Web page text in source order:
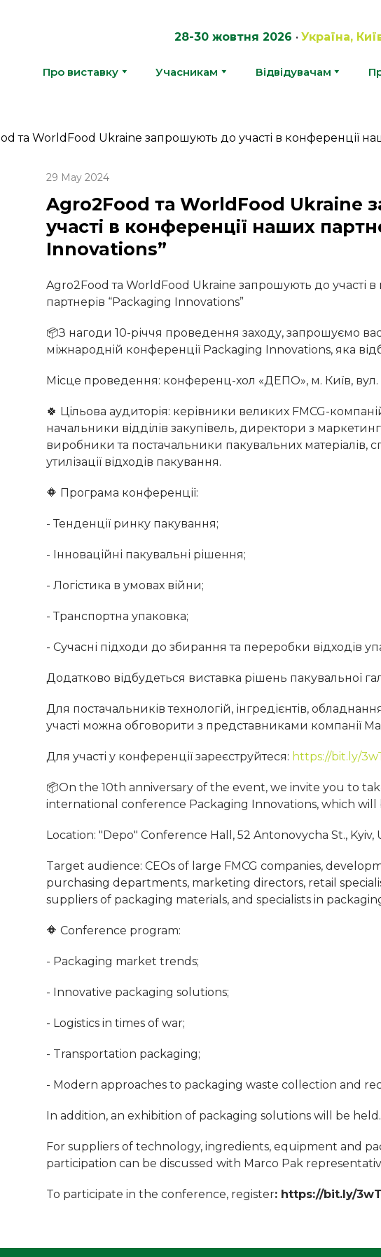
28-30 жовтня 2026 •Україна,
Про виставку Учасникам Відвідувачам
29 May 2024
Agro2Food та WorldFood Ukraine
участі в конференції наших
Innovations”
Agro2Food та WorldFood Ukraine запрошують до участі
партнерів “Packaging Innovations”
📦З нагоди 10-річчя проведення заходу, запрошуємо
міжнародній конференції Packaging Innovations, яка
Місце проведення: конференц-хол «ДЕПО», м. Київ, вул.
🍀 Цільова аудиторія: керівники великих FMCG-
начальники відділів закупівель, директори з
виробники та постачальники пакувальних матеріалів,
утилізації відходів пакування.
🔶 Програма конференції:
- Тенденції ринку пакування;
- Інноваційні пакувальні рішення;
- Логістика в умовах війни;
- Транспортна упаковка;
- Сучасні підходи до збирання та переробки відходів
Додатково відбудеться виставка рішень пакувальної
Для постачальників технологій, інгредієнтів,
участі можна обговорити з представниками компанії
Для участі у конференції зареєструйтеся: https://bit.ly/
📦On the 10th anniversary of the event, we invite you to
international conference Packaging Innovations, which will
Location: "Depo" Conference Hall, 52 Antonovycha St., Kyiv,
Target audience: CEOs of large FMCG companies,
purchasing departments, marketing directors, retail
suppliers of packaging materials, and specialists in
🔶 Conference program:
- Packaging market trends;
- Innovative packaging solutions;
- Logistics in times of war;
- Transportation packaging;
- Modern approaches to packaging waste collection and
In addition, an exhibition of packaging solutions will be held.
For suppliers of technology, ingredients, equipment and
participation can be discussed with Marco Pak
To participate in the conference, register: https://bit.ly/